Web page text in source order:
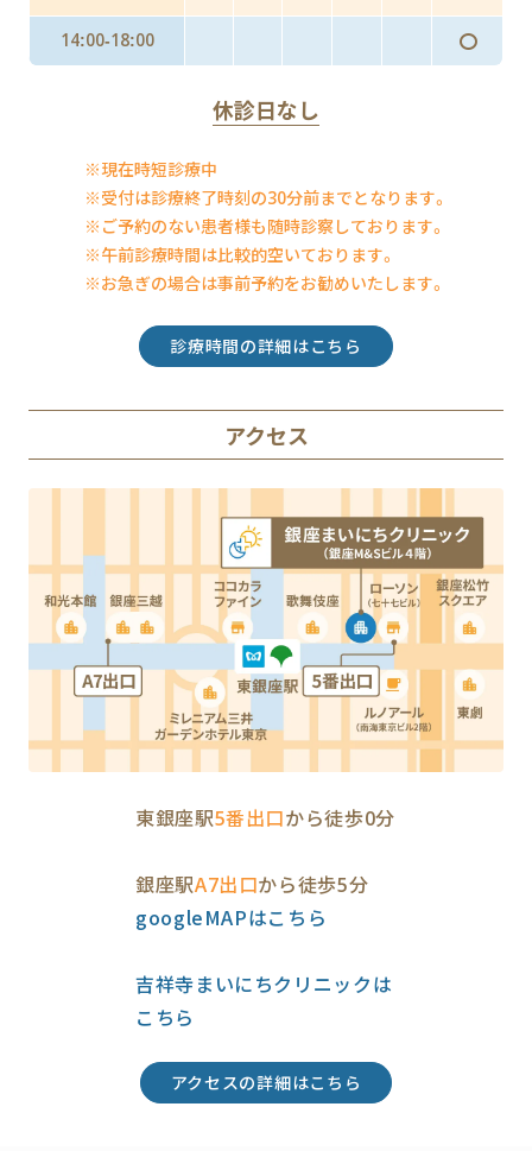
14:00-18:00 〇
休診日なし
※現在時短診療中
※受付は診療終了時刻の30分前までとなります。
※ご予約のない患者様も随時診察しております。
※午前診療時間は比較的空いております。
※お急ぎの場合は事前予約をお勧めいたします。
アクセス
東銀座駅5番出口から徒歩0分
銀座駅A7出口から徒歩5分
googleMAPはこちら
吉祥寺まいにちクリニックは
こちら
診療時間の詳細はこちら
アクセスの詳細はこちら